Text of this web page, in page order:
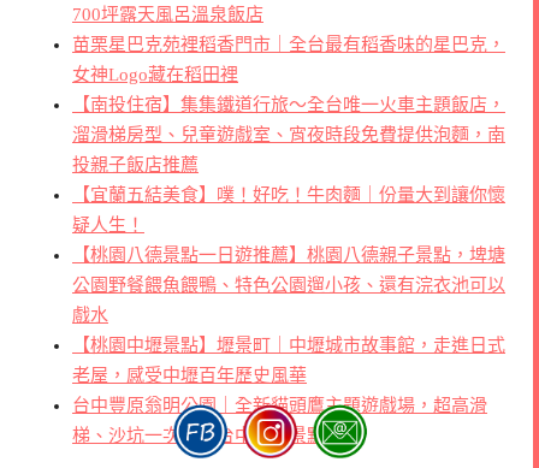
700坪露天風呂溫泉飯店
苗栗星巴克苑裡稻香門市｜全台最有稻香味的星巴克，
女神Logo藏在稻田裡
【南投住宿】集集鐵道行旅～全台唯一火車主題飯店，
溜滑梯房型、兒童遊戲室、宵夜時段免費提供泡麵，南
投親子飯店推薦
【宜蘭五結美食】噗！好吃！牛肉麵｜份量大到讓你懷
疑人生！
【桃園八德景點一日遊推薦】桃園八德親子景點，埤塘
公園野餐餵魚餵鴨、特色公園遛小孩、還有浣衣池可以
戲水
【桃園中壢景點】壢景町｜中壢城市故事館，走進日式
老屋，感受中壢百年歷史風華
台中豐原翁明公園｜全新貓頭鷹主題遊戲場，超高滑
梯、沙坑一次玩，台中親子景點